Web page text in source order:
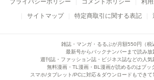
プライバシーポリシー コメントポリシー 利
サイトマップ
特定商取引に関する表記
雑誌・マンガ・るるぶが月額550円（税
最新号からバックナンバーまで読み放
週刊誌・ファッション誌・ビジネス誌などの人気
無料漫画・TL漫画・BL漫画が読めるのはブッ
スマホ/タブレット/PCに対応＆ダウンロードもできて